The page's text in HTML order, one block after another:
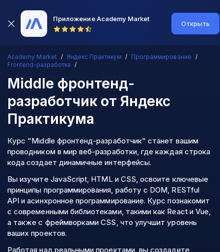
Приложение Academy Market
Открыть
Academy Market Яндекс Практикум
Программирование
Frontend-разработка
Middle фронтенд-
разработчик от Яндекс
Практикума
Курс "Middle фронтенд-разработчик" станет вашим
проводником в мир веб-разработки, где каждая строка
кода создает динамичные интерфейсы.
Вы изучите JavaScript, HTML и CSS, освоите ключевые
принципы программирования, работу с DOM, RESTful
API и асинхронное программирование. Курс познакомит
с современными библиотеками, такими как React и Vue,
а также с фреймворками CSS, что улучшит уровень
ваших проектов.
Работая над реальными проектами, вы создадите